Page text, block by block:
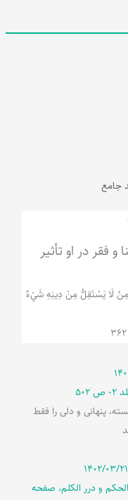
جامع
فقر در او تأثیر
لَا يَسْتَقِلُّ مِنْ دِينِهِ شَيْ‌ءٌ
۲۸
پنهانی و دلی را فقط
۱۴۰۲/۰۳/۲۱
و درر الکلم، صفحه